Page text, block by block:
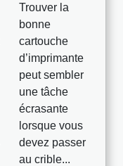
Trouver la
bonne
cartouche
d’imprimante
peut sembler
une tâche
écrasante
lorsque vous
devez passer
au crible...